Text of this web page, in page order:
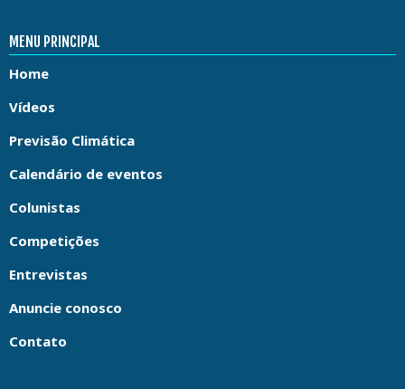
MENU PRINCIPAL
Home
Vídeos
Previsão Climática
Calendário de eventos
Colunistas
Competições
Entrevistas
Anuncie conosco
Contato